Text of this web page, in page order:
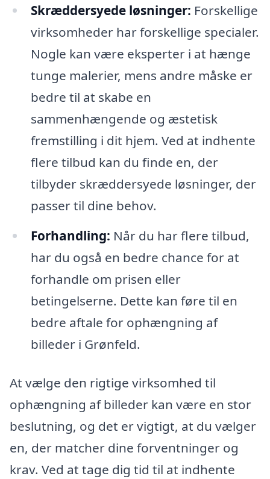
Skræddersyede løsninger: Forskellige
virksomheder har forskellige specialer.
Nogle kan være eksperter i at hænge
tunge malerier, mens andre måske er
bedre til at skabe en
sammenhængende og æstetisk
fremstilling i dit hjem. Ved at indhente
flere tilbud kan du finde en, der
tilbyder skræddersyede løsninger, der
passer til dine behov.
Forhandling: Når du har flere tilbud,
har du også en bedre chance for at
forhandle om prisen eller
betingelserne. Dette kan føre til en
bedre aftale for ophængning af
billeder i Grønfeld.
At vælge den rigtige virksomhed til
ophængning af billeder kan være en stor
beslutning, og det er vigtigt, at du vælger
en, der matcher dine forventninger og
krav. Ved at tage dig tid til at indhente